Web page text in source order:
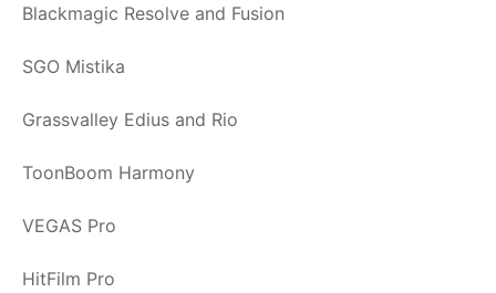
Blackmagic Resolve and Fusion
SGO Mistika
Grassvalley Edius and Rio
ToonBoom Harmony
VEGAS Pro
HitFilm Pro